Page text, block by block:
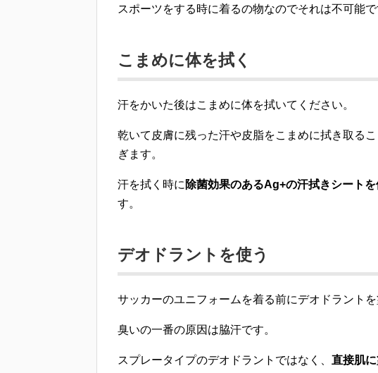
スポーツをする時に着るの物なのでそれは不可能で
こまめに体を拭く
汗をかいた後はこまめに体を拭いて ください。
乾いて皮膚に残った汗や皮脂をこまめに拭き取るこ
ぎます。
汗を拭く時に 除菌効果のあるAg+の汗拭きシート
す。
デオドラントを使う
サッカーのユニフォームを着る前にデオドラント
臭いの一番の原因は脇汗です。
スプレータイプのデオドラントではなく、 直接肌